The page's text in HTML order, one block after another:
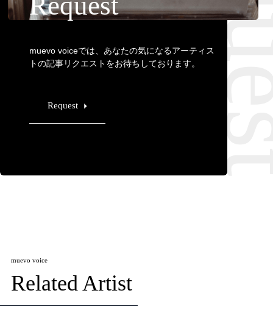
muevo voiceでは、あなたの気になるアーティス
トの記事リクエストをお待ちしております。
Request
muevo voice
Related Artist